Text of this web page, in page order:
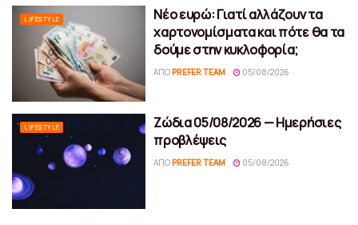
LIFESTYLE
Νέο ευρώ: Γιατί αλλάζουν τα
χαρτονομίσματα και πότε θα τα
δούμε στην κυκλοφορία;
ΑΠΌ PREFER TEAM 05/08/2026
LIFESTYLE
Ζώδια 05/08/2026 — Ημερήσιες
προβλέψεις
ΑΠΌ PREFER TEAM 05/08/2026